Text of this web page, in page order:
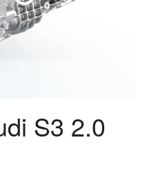
S3 2.0